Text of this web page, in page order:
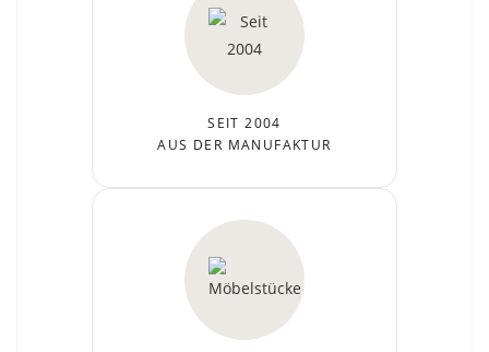
SEIT 2004
AUS DER MANUFAKTUR